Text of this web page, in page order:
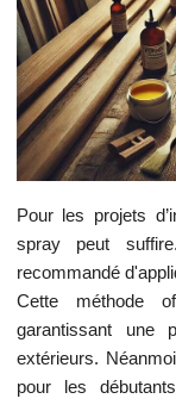
Pour les projets
spray peut
recommandé
Cette méthode
garantissant une
extérieurs.
pour les